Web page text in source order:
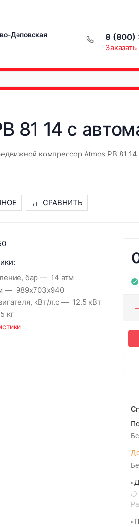
Деповская
8 (800)
81 14 с
компрессор Atmos PB 81
СРАВНИТЬ
бар
14 атм
989х703х940
кВт/л.с
12.5 кВт
кг